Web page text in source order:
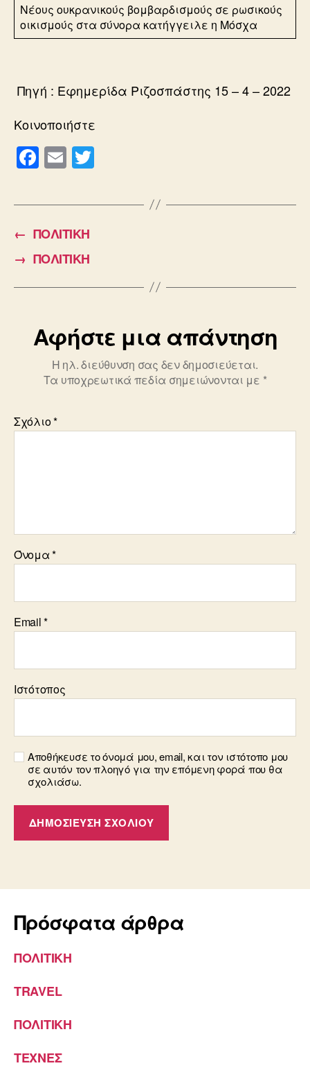
Νέους ουκρανικούς βομβαρδισμούς σε ρωσικούς
οικισμούς στα σύνορα κατήγγειλε η Μόσχα
Πηγή : Εφημερίδα Ριζοσπάστης 15 – 4 – 2022
Κοινοποιήστε
F
a
c
e
b
o
o
E
m
ailtt
← ΠΟΛΙΤΙΚΗ
→ ΠΟΛΙΤΙΚΗ
Αφήστε μια απάντηση
Η ηλ. διεύθυνση σας δεν δημοσιεύεται.
Τα υποχρεωτικά πεδία σημειώνονται με *
Σχόλιο*
Όνομα*
Email*
Ιστότοπος
Αποθήκευσε το όνομά μου, email, και τον ιστότοπο μου
σε αυτόν τον πλοηγό για την επόμενη φορά που θα
σχολιάσω.
Πρόσφατα άρθρα
ΠΟΛΙΤΙΚΗ
TRAVEL
ΠΟΛΙΤΙΚΗ
ΤΕΧΝΕΣ